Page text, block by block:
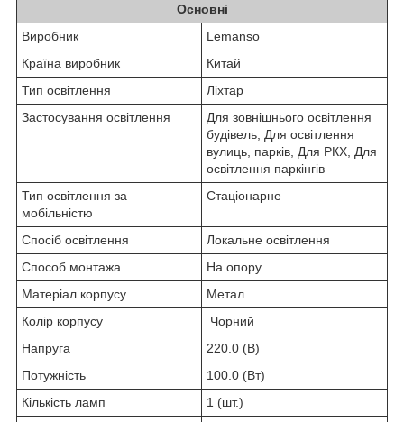
Основні
Виробник
Lemanso
Країна виробник
Китай
Тип освітлення
Ліхтар
Застосування освітлення
Для зовнішнього освітлення
будівель, Для освітлення
вулиць, парків, Для РКХ, Для
освітлення паркінгів
Тип освітлення за
мобільністю
Стаціонарне
Спосіб освітлення
Локальне освітлення
Способ монтажа
На опору
Матеріал корпусу
Метал
Колір корпусу
Чорний
Напруга
220.0 (В)
Потужність
100.0 (Вт)
Кількість ламп
1 (шт.)